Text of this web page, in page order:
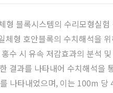
형 블록시스템의 수리모형실
체형 호안블록의 수치해석을
수 시 유속 저감효과의 분석
결과를 나타내어 수치해석
나타내었으며, 이는 100m